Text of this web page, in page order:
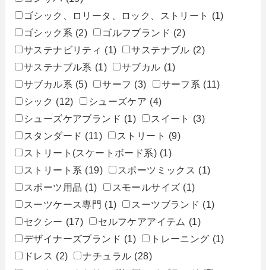
ゴシック、ロリータ、ロック、ストリート
(1)
ゴシック系 (2) ゴルフブランド (2)
サステナビリティ (1) サステナブル (2)
サステナブル系 (1) サブカル (1)
サブカル系 (5) サーフ (3) サーフ系 (11)
シック (12) シューズケア (4)
シューズケアブランド (1) スイート
(3)
スタンダード (11) ストリート (9)
ストリート(スケートボード系) (1)
ストリート系 (19) スポーツミックス (1)
スポーツ用品 (1) スモールサイズ (1)
スーツケース専門 (1) スーツブランド (1)
セクシー (17) セルフケアアイテム (1)
デザイナーズブランド (1) トレーニング (1)
ドレス (2) ナチュラル (28)